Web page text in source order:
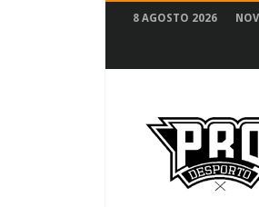
8 AGOSTO 2026